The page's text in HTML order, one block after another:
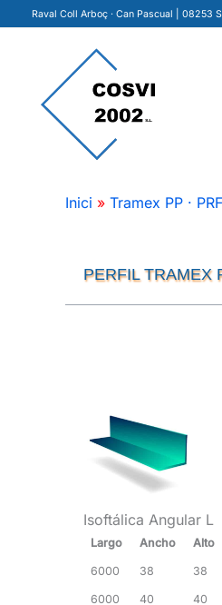
Raval Coll Arboç · Can Pascual | 08253
Inici Tramex PP ·
PERFIL TRAMEX
Isoftálica Angular L
Largo Ancho Alto
6000 38 38
6000 40 40